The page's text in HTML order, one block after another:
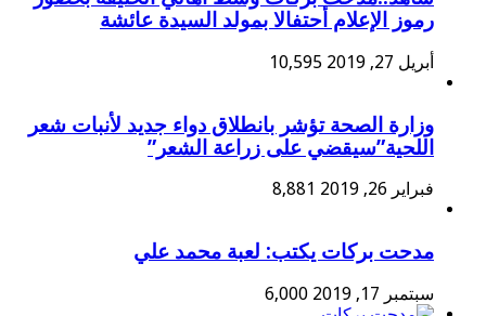
رموز الإعلام أحتفالا بمولد السيدة عائشة
أبريل 27, 2019 10,595
وزارة الصحة تؤشر بانطلاق دواء جديد لأنبات شعر
اللحية”سيقضي على زراعة الشعر”
فبراير 26, 2019 8,881
مدحت بركات يكتب: لعبة محمد علي
سبتمبر 17, 2019 6,000